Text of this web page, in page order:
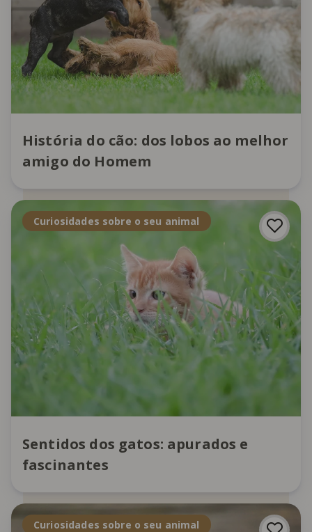
História do cão: dos lobos ao melhor
amigo do Homem
Curiosidades sobre o seu animal
Sentidos dos gatos: apurados e
fascinantes
Curiosidades sobre o seu animal